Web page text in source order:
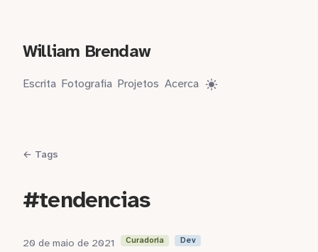
William Brendaw
Escrita Fotografia Projetos Acerca
← Tags
#tendencias
20 de maio de 2021 Curadoria Dev